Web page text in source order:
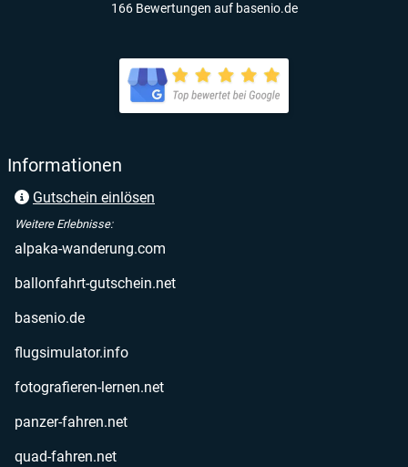
166 Bewertungen auf basenio.de
Informationen
Gutschein einlösen
Weitere Erlebnisse:
alpaka-wanderung.com
ballonfahrt-gutschein.net
basenio.de
flugsimulator.info
fotografieren-lernen.net
panzer-fahren.net
quad-fahren.net